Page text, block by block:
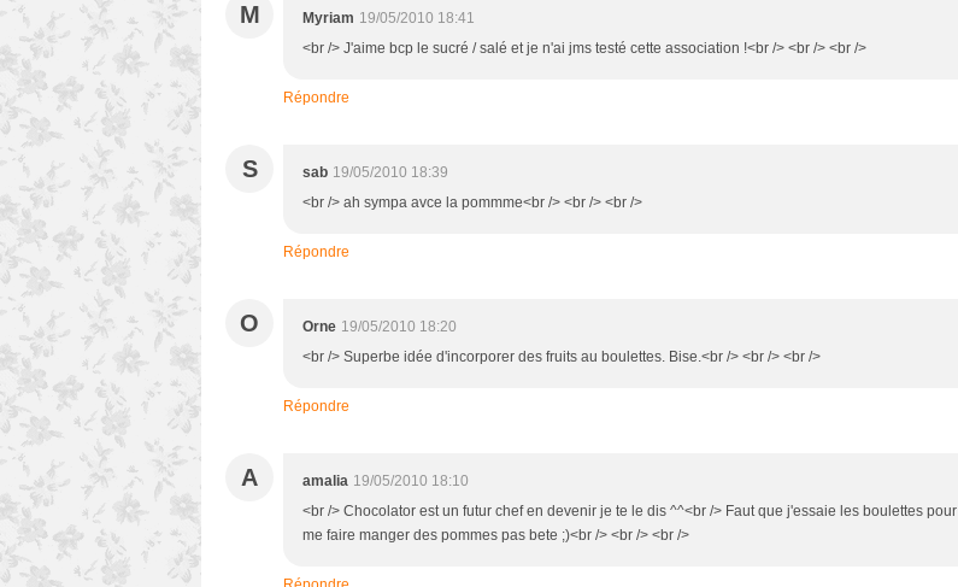
M Myriam 19/05/2010 18:41
<br /> J'aime bcp le sucré / salé et je n'ai jms testé cette association !<br /> <br /> <br />
Répondre
S sab 19/05/2010 18:39
<br /> ah sympa avce la pommme<br /> <br /> <br />
Répondre
O Orne 19/05/2010 18:20
<br /> Superbe idée d'incorporer des fruits au boulettes. Bise.<br /> <br /> <br />
Répondre
A amalia 19/05/2010 18:10
<br /> Chocolator est un futur chef en devenir je te le dis ^^<br /> Faut que j'essaie les boulettes pour
me faire manger des pommes pas bete ;)<br /> <br /> <br />